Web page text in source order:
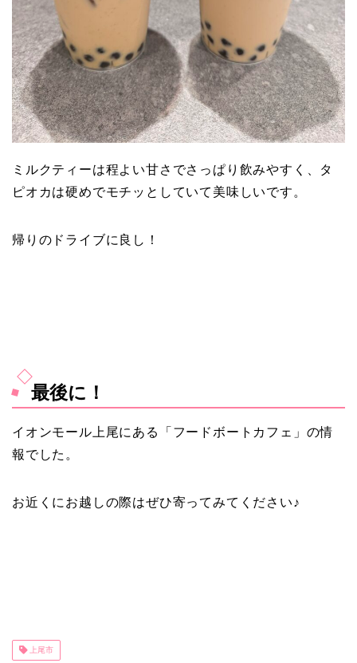
ミルクティーは程よい甘さでさっぱり飲みやすく、タ
ピオカは硬めでモチッとしていて美味しいです。
帰りのドライブに良し！
最後に！
イオンモール上尾にある「フードボートカフェ 」の情
報でした。
お近くにお越しの際はぜひ寄ってみてください♪
上尾市